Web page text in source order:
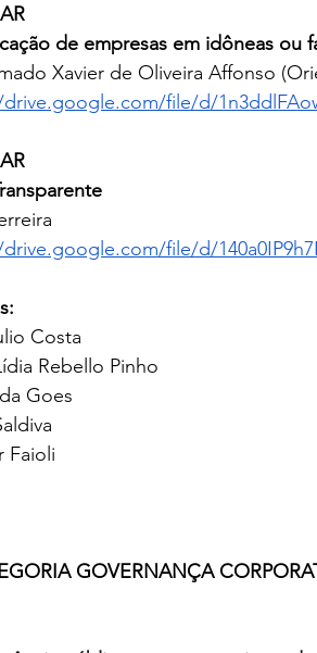
de empresas em idôneas ou
Xavier de Oliveira Affonso
file/d/
file/d/
Costa
Rebello Pinho
Goes
Faioli
GOVERNANÇA